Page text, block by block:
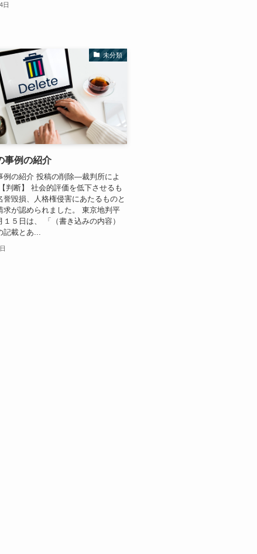
日
未分類
事例の紹介
例の紹介 投稿の削除―裁判所によ
判断】 社会的評価を低下させるも
誉毀損、人格権侵害にあたるものと
求が認められました。 東京地判平
１５日は、 「（書き込みの内容）
記載とあ...